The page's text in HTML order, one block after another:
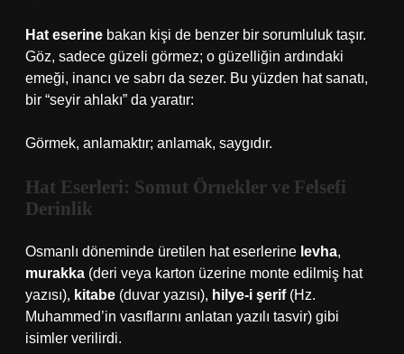
Hat eserine bakan kişi de benzer bir sorumluluk taşır.
Göz, sadece güzeli görmez; o güzelliğin ardındaki
emeği, inancı ve sabrı da sezer. Bu yüzden hat sanatı,
bir “seyir ahlakı” da yaratır:
Görmek, anlamaktır; anlamak, saygıdır.
Hat Eserleri: Somut Örnekler ve Felsefi
Derinlik
Osmanlı döneminde üretilen hat eserlerine levha,
murakka (deri veya karton üzerine monte edilmiş hat
yazısı), kitabe (duvar yazısı), hilye-i şerif(Hz.
Muhammed’in vasıflarını anlatan yazılı tasvir) gibi
isimler verilirdi.